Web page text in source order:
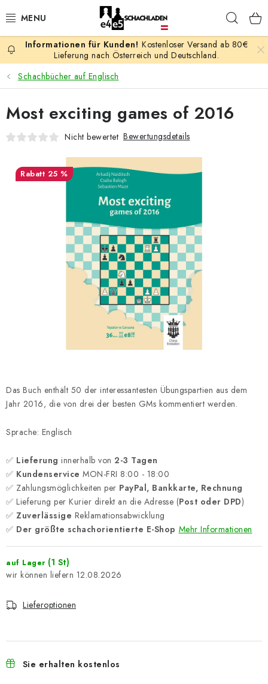
Inhalt
AKTION
SCHACHSPIELE
SCHACHFIGUREN
SCHACHBRETTER
SCHACHUHREN
SCHACH-ANTIQUITÄTENLADEN
SCHACH ONLINE
KONTAKT
Kontakt FAQ
Kostenloser Versand ab 80€
Lieferung nach Österreich und Deutschland.
Schachbücher auf Englisch
Das Buch enthält 50 der interessantesten Übungspartien aus dem
Jahr 2016, die von drei der besten GMs kommentiert werden.
Sprache: Englisch
✅ Lieferung innerhalb von 2-3 Tagen
✅ Kundenservice MON-FRI 8:00 - 18:00
✅ Zahlungsmöglichkeiten per PayPal, Bankkarte, Rechnung
✅ Lieferung per Kurier direkt an die Adresse (Post oder DPD)
✅ Zuverlässige Reklamationsabwicklung
✅ Der größte schachorientierte E-Shop Mehr Informationen
auf Lager (1 St)
12.08.2026
Lieferoptionen
Sie erhalten kostenlos
Most exciting games of 2016
Nicht bewertet Bewertungsdetails
25 %